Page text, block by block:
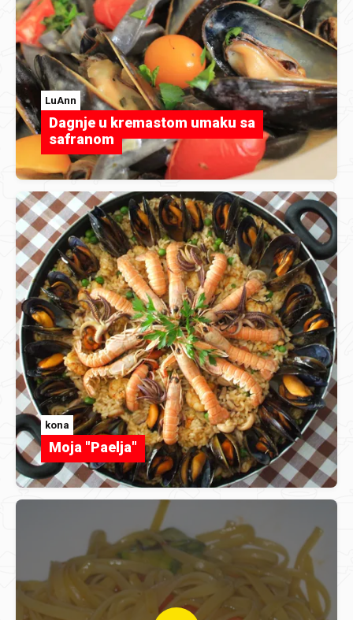
LuAnn
Dagnje u kremastom umaku sa
safranom
kona
Moja "Paelja"